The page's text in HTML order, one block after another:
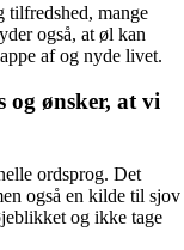
tilfredshed, mange
også, at øl kan
af og nyde livet.
og ønsker, at vi
ordsprog. Det
også en kilde til sjov
og ikke tage